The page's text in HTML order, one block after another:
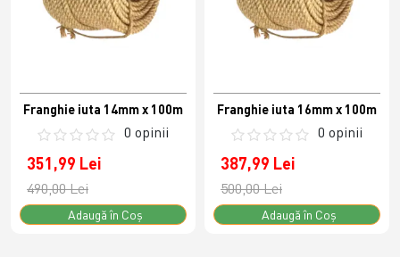
Franghie iuta 14mm x 100m
0 opinii
351,99 Lei
490,00 Lei
Adaugă în Coş
Franghie iuta 16mm x 100m
0 opinii
387,99 Lei
500,00 Lei
Adaugă în Coş